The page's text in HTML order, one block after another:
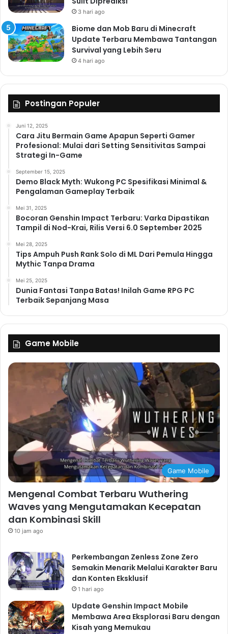
3 hari ago
Biome dan Mob Baru di Minecraft
Update Terbaru Membawa Tantangan
Survival yang Lebih Seru
4 hari ago
Postingan Populer
Juni 12, 2025
Cara Jitu Bermain Game Apapun Seperti Gamer
Profesional: Mulai dari Setting Sensitivitas Sampai
Strategi In-Game
September 15, 2025
Demo Black Myth: Wukong PC Spesifikasi Minimal &
Pengalaman Gameplay Terbaik
Mei 31, 2025
Bocoran Genshin Impact Terbaru: Varka Dipastikan
Tampil di Nod-Krai, Rilis Versi 6.0 September 2025
Mei 28, 2025
Tips Ampuh Push Rank Solo di ML Dari Pemula Hingga
Mythic Tanpa Drama
Mei 25, 2025
Dunia Fantasi Tanpa Batas! Inilah Game RPG PC
Terbaik Sepanjang Masa
Game Mobile
Game Mobile
Mengenal Combat Terbaru Wuthering
Waves yang Mengutamakan Kecepatan
dan Kombinasi Skill
10 jam ago
Perkembangan Zenless Zone Zero
Semakin Menarik Melalui Karakter Baru
dan Konten Eksklusif
1 hari ago
Update Genshin Impact Mobile
Membawa Area Eksplorasi Baru dengan
Kisah yang Memukau